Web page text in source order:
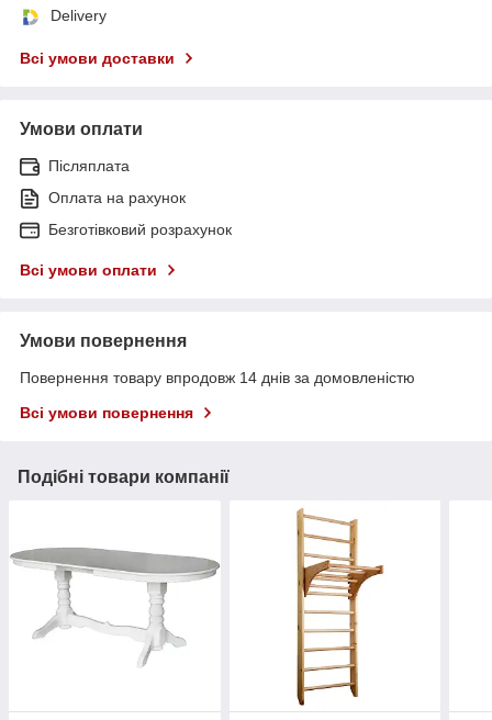
Delivery
Всі умови доставки
Умови оплати
Післяплата
Оплата на рахунок
Безготівковий розрахунок
Всі умови оплати
Умови повернення
Повернення товару впродовж 14 днів за домовленістю
Всі умови повернення
Подібні товари компанії